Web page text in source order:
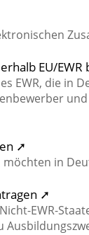
EU/EWR
EWR, die in
➚
in
➚
EWR-